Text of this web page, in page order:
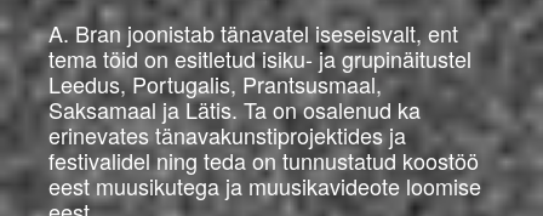
A. Bran joonistab tänavatel iseseisvalt, ent
tema töid on esitletud isiku- ja grupinäitustel
Leedus, Portugalis, Prantsusmaal,
Saksamaal ja Lätis. Ta on osalenud ka
erinevates tänavakunstiprojektides ja
festivalidel ning teda on tunnustatud koostöö
eest muusikutega ja muusikavideote loomise